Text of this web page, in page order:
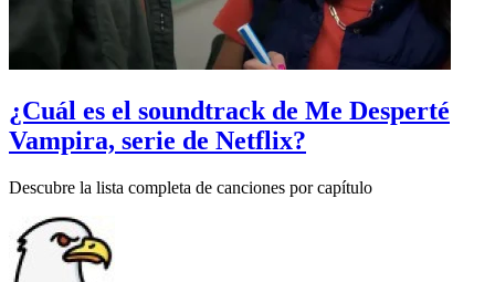
¿Cuál es el soundtrack de Me Desperté
Vampira, serie de Netflix?
Descubre la lista completa de canciones por capítulo